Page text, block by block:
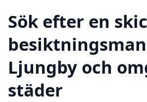
Sök efter en
Ljungby och
städer